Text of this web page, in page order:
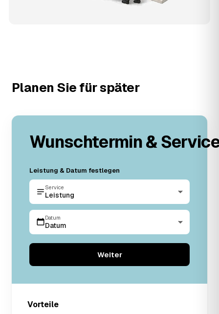
Planen Sie für später
Wunschtermin &
Leistung & Datum festlegen
Service
Leistung
Datum
Datum
Weiter
Vorteile